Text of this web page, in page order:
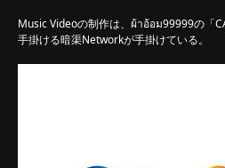
Music Videoの制作は、ผ้าอ้อม99999の「
手掛ける暗渠Networkが手掛けている。